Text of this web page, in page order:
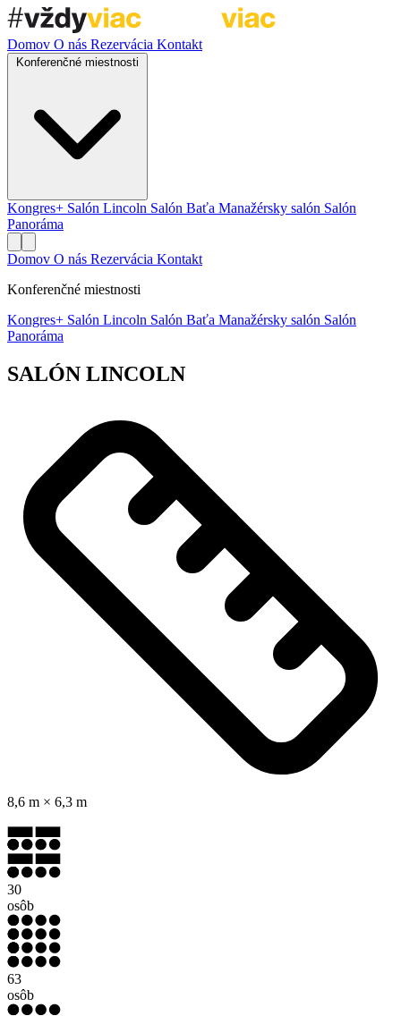
Domov O nás Rezervácia Kontakt
Kongres+ Salón Lincoln Salón Baťa Manažérsky salón Salón
Panoráma
Domov O nás Rezervácia Kontakt
Konferenčné miestnosti
Kongres+ Salón Lincoln Salón Baťa Manažérsky salón Salón
Panoráma
SALÓN LINCOLN
8,6 m × 6,3 m
30
osôb
63
osôb